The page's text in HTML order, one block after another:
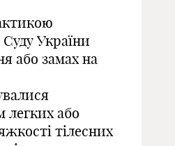
України
або замах на
легких або
тілесних